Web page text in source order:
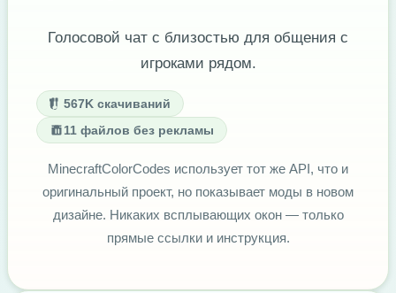
Голосовой чат с близостью для общения с
игроками рядом.
567K скачиваний
11 файлов без рекламы
MinecraftColorCodes использует тот же API, что и
оригинальный проект, но показывает моды в новом
дизайне. Никаких всплывающих окон — только
прямые ссылки и инструкция.